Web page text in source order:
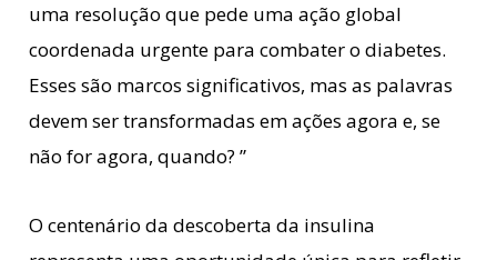
uma resolução que pede uma ação global
coordenada urgente para combater o diabetes.
Esses são marcos significativos, mas as palavras
devem ser transformadas em ações agora e, se
não for agora, quando? ”
O centenário da descoberta da insulina